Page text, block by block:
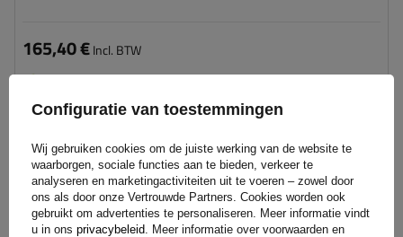
165,40 €Incl. BTW
Product beschikbaar in grote hoeveelheden
We verzenden al
winkelwagen
toevoegen
Configuratie van toestemmingen
Wij gebruiken cookies om de juiste werking van de website te
waarborgen, sociale functies aan te bieden, verkeer te
analyseren en marketingactiviteiten uit te voeren – zowel door
ons als door onze Vertrouwde Partners. Cookies worden ook
gebruikt om advertenties te personaliseren. Meer informatie vindt
u in ons privacybeleid. Meer informatie over voorwaarden en